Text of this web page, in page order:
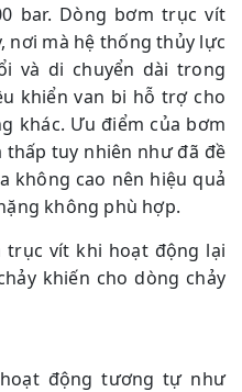
bar. Dòng bơm trục vít
nơi mà hệ thống thủy lực
và di chuyển dài trong
khiển van bi hỗ trợ cho
khác. Ưu điểm của bơm
tuy nhiên như đã đề
không cao nên hiệu quả
không phù hợp.
trục vít khi hoạt động lại
khiến cho dòng chảy
động tương tự như